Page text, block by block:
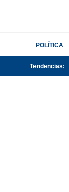
POLÍTICA
Tendencias: